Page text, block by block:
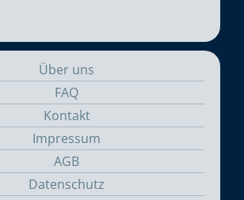
Über uns
FAQ
Kontakt
Impressum
AGB
Datenschutz